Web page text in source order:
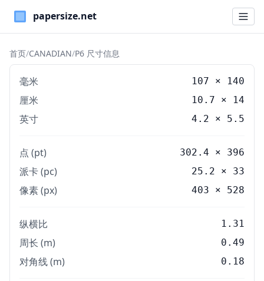
Paper Sizes
首页/CANADIAN/P6 尺寸信息
毫米 107 × 140
厘米 10.7 × 14
英寸 4.2 × 5.5
点 (pt) 302.4 × 396
派卡 (pc) 25.2 × 33
像素 (px) 403 × 528
纵横比 1.31
周长 (m) 0.49
对角线 (m) 0.18